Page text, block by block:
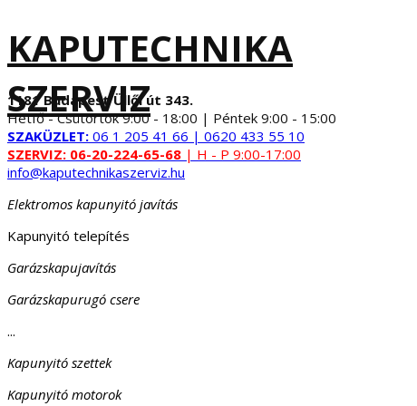
KAPUTECHNIKA
SZERVIZ
1181 Budapest Üllői út 343.
Hétfő - Csütörtök 9:00 - 18:00 | Péntek 9:00 - 15:00
SZAKÜZLET: 06 1 205 41 66 | 0620 433 55 10
SZERVIZ: 06-20-224-65-68 | H - P 9:00-17:00
info@kaputechnikaszerviz.hu
Elektromos kapunyitó javítás
Kapunyitó telepítés
Garázskapujavítás
Garázskapurugó csere
...
Kapunyitó szettek
Kapunyitó motorok